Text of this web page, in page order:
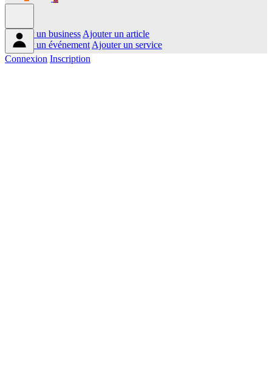
Ajouter un business Ajouter un article
Ajouter un événement Ajouter un service
Connexion Inscription